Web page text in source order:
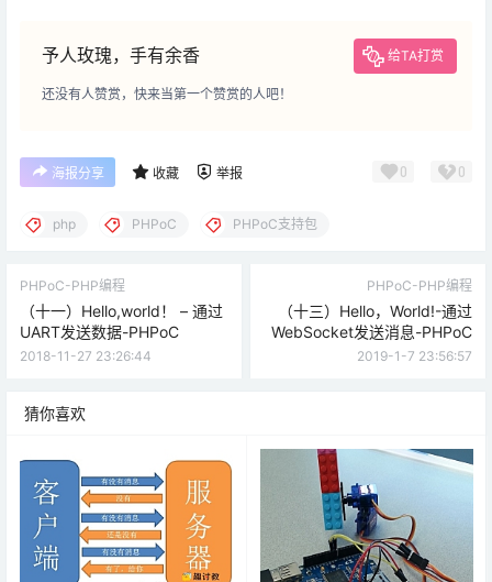
予人玫瑰，手有余香 给TA打赏
还没有人赞赏，快来当第一个赞赏的人吧！
海报分享 收藏 举报 0 0
php PHPoC PHPoC支持包
PHPoC-PHP编程
（十一）Hello,world！ – 通过
UART发送数据-PHPoC
2018-11-27 23:26:44
PHPoC-PHP编程
（十三）Hello，World!-通过
WebSocket发送消息-PHPoC
2019-1-7 23:56:57
猜你喜欢